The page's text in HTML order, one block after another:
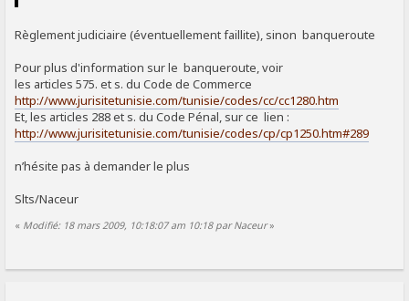
Règlement judiciaire (éventuellement faillite), sinon banqueroute
Pour plus d'information sur le banqueroute, voir
les articles 575. et s. du Code de Commerce
http://www.jurisitetunisie.com/tunisie/codes/cc/cc1280.htm
Et, les articles 288 et s. du Code Pénal, sur ce lien :
http://www.jurisitetunisie.com/tunisie/codes/cp/cp1250.htm#289
n’hésite pas à demander le plus
Slts/Naceur
« Modifié: 18 mars 2009, 10:18:07 am 10:18 par Naceur»